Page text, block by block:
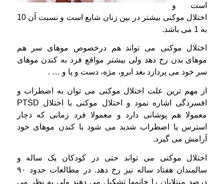
است و
اختلال موکنی بیشتر در بین زنان شایع است و نسبت آن 10
به 1 می باشد.
اختلال موکنی می تواند هم درخصوص موهای سر هم
موهای بدن رخ دهد ولی بیشتر مواقع فرد به کندن موهای
سر خود می پردازد بعد ابرو، مژه، دست و پا و … .
از مهم ترین علت اختلال موکنی می توان به اضطراب و
افسردگی اشاره نمود و اختلال موکنی با اختلال PTSD
معمولا هم پوشانی دارد و معمولا فرد زمانی که دچار
استرس یا اضطراب شدید می شود با کندن موهای خود
آرامش می گیرد.
اختلال موکنی می تواند حتی در کودکان یک ساله و
سالمندان هفتاد ساله نیز رخ دهد. در مطالعات حدود ۹۰
درصد مبتلایان را خانمها تشکیل می دهند ولی به نظر می